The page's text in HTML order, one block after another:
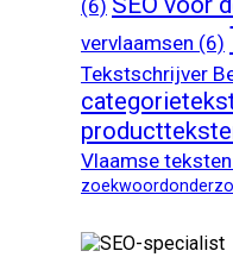
(6)
vervlaamsen (6)
Tekstschrijver
Vlaamse teksten